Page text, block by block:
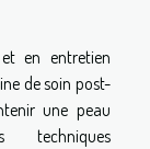
en entretien
de soin post-
une peau
techniques